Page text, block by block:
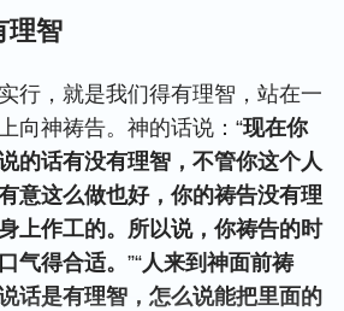
理智
行，就是我们得有理智，站在一
向神祷告。神的话说：“现在你
的话有没有理智，不管你这个人
意这么做也好，你的祷告没有理
上作工的。所以说，你祷告的时
气得合适。 ”“人来到神面前祷
话是有理智，怎么说能把里面的